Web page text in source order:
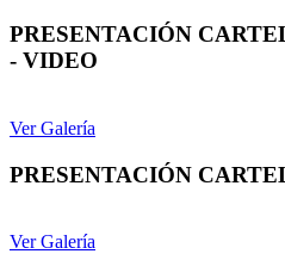
PRESENTACIÓN
- VIDEO
Ver Galería
PRESENTACIÓN
Ver Galería